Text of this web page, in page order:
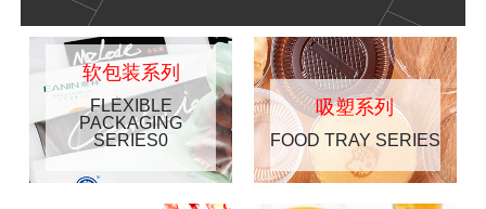
软包装系列
FLEXIBLE
PACKAGING
SERIES0
吸塑系列
FOOD TRAY SERIES